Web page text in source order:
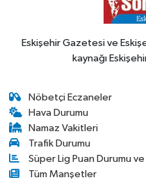
Eskişehir Gazetesi ve
kaynağı
Nöbetçi Eczaneler
Hava Durumu
Namaz Vakitleri
Trafik Durumu
Süper Lig Puan Durumu
Tüm Manşetler